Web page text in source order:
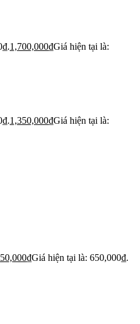
1,700,000₫Giá hiện tại là:
1,350,000₫Giá hiện tại là:
₫Giá hiện tại là: 650,000₫.